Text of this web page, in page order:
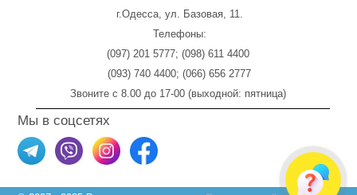
г.Одесса, ул. Базовая, 11.
Телефоны:
(097) 201 5777; (098) 611 4400
(093) 740 4400; (066) 656 2777
Звоните с 8.00 до 17-00 (выходной: пятница)
Мы в соцсетях